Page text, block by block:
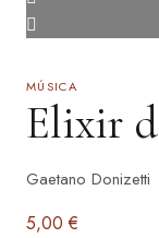
MÚSICA
Elixir
Gaetano Donizetti
5,00€